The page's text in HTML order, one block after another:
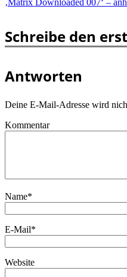
‚Matrix Downloaded 007‘ –
Schreibe den
Antworten
Deine E-Mail-Adresse wird
Kommentar
Name*
E-Mail*
Website